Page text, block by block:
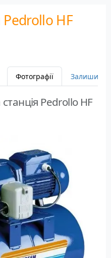
Pedrollo HF
Фотографії Залишити
Pedrollo HF